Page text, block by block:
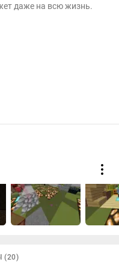
даже на всю жизнь.
(20)